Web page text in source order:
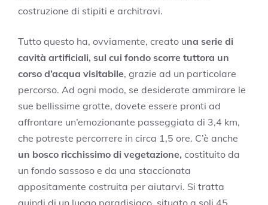
costruzione di stipiti e architravi.
Tutto questo ha, ovviamente, creato una serie di
cavità artificiali, sul cui fondo scorre tuttora un
corso d’acqua visitabile, grazie ad un particolare
percorso. Ad ogni modo, se desiderate ammirare le
sue bellissime grotte, dovete essere pronti ad
affrontare un’emozionante passeggiata di 3,4 km,
che potreste percorrere in circa 1,5 ore. C’è anche
un bosco ricchissimo di vegetazione, costituito da
un fondo sassoso e da una staccionata
appositamente costruita per aiutarvi. Si tratta